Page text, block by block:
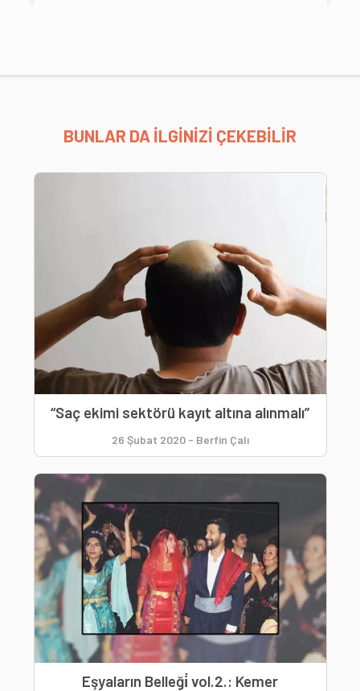
BUNLAR DA İLGİNİZİ ÇEKEBİLİR
“Saç ekimi sektörü kayıt altına alınmalı”
26 Şubat 2020 - Berfin Çalı
Eşyaların Belleği̇ vol.2.: Kemer